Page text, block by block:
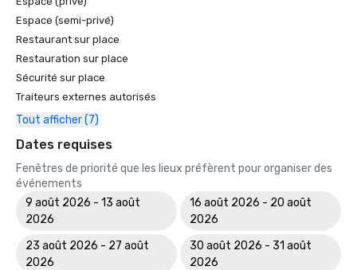
Espace (semi-privé)
Restaurant sur place
Restauration sur place
Sécurité sur place
Traiteurs externes autorisés
Tout afficher (7)
Dates requises
Fenêtres de priorité que les lieux préfèrent pour organiser des
événements
9 août 2026 - 13 août
2026
16 août 2026 - 20 août
2026
23 août 2026 - 27 août
2026
30 août 2026 - 31 août
2026